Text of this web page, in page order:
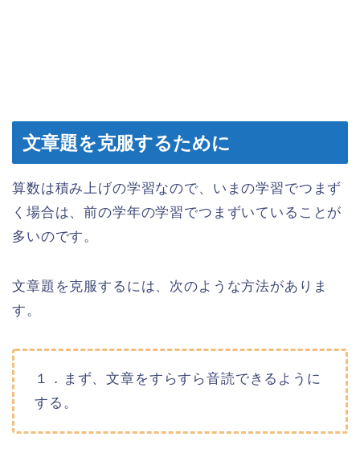
文章題を克服するために
算数は積み上げの学習なので、いまの学習でつまず
く場合は、前の学年の学習でつまずいていることが
多いのです。
文章題を克服するには、次のような方法がありま
す。
１．まず、文章をすらすら音読できるように
する。